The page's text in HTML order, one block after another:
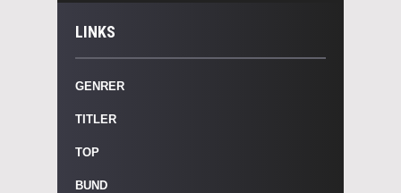
LINKS
GENRER
TITLER
TOP
BUND